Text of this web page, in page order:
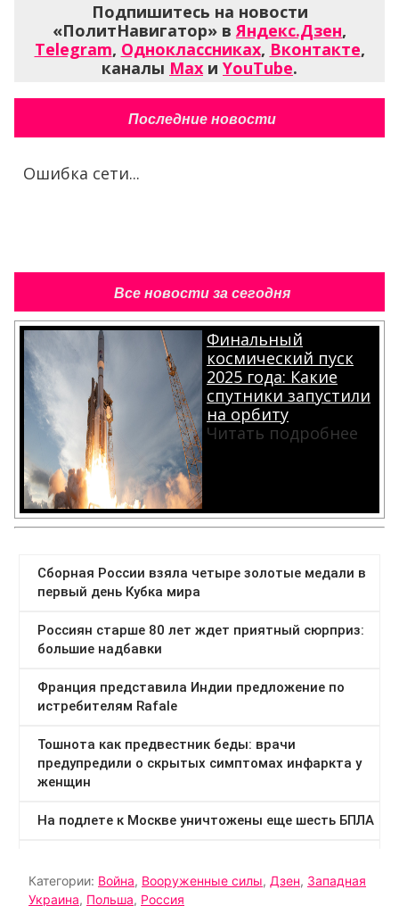
Подпишитесь на новости
«ПолитНавигатор» вЯндекс.Дзен,
Telegram, Одноклассниках, Вконтакте,
каналы Max и YouTube.
Последние новости
Ошибка сети...
Все новости за сегодня
Финальный
космический пуск
2025 года: Какие
спутники запустили
на орбиту
Читать подробнее
Категории: Война, Вооруженные силы, Дзен, Западная
Украина, Польша, Россия